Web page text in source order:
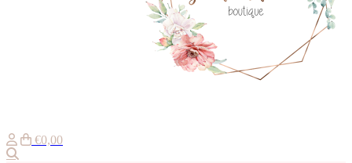
€0,00